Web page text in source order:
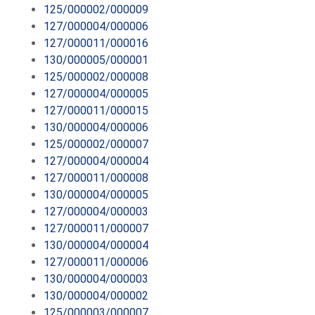
125/000002/000009
127/000004/000006
127/000011/000016
130/000005/000001
125/000002/000008
127/000004/000005
127/000011/000015
130/000004/000006
125/000002/000007
127/000004/000004
127/000011/000008
130/000004/000005
127/000004/000003
127/000011/000007
130/000004/000004
127/000011/000006
130/000004/000003
130/000004/000002
125/000003/000007